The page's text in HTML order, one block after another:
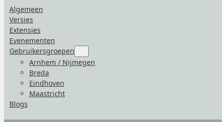
Algemeen
Versies
Extensies
Evenementen
Gebruikersgroepen
for
“Gebruikersgroepen”
Arnhem / Nijmegen
Breda
Eindhoven
Maastricht
Blogs